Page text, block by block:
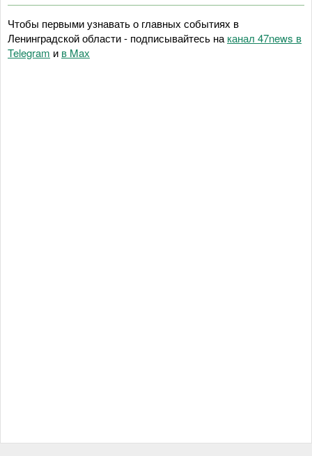
Чтобы первыми узнавать о главных событиях в
Ленинградской области - подписывайтесь на канал 47news в
Telegram и в Maх